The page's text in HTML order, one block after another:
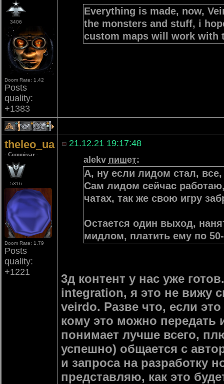
3406
Doom Rate: 1.42
Posts
quality:
+1383
Everything is made, now,
the monsters and stuff, i
custom maps will work with
3 2 1
theleo_ua
- Commissar -
5316
Doom Rate: 1.79
Posts
quality:
+1221
21.12.21 19:17:48
alekv пишет:
А, ну если лидом стал,
Сам лидом сейчас
чатах, так же свою игру
Остается один выход,
мидлом, платить ему по
3д контент у нас уже
integration, я это не вижу
veirdo. Разве что, если
кому это можно передать
понимает лучше всего,
успешно) общается с
и запроса на разработку
представляю, как это